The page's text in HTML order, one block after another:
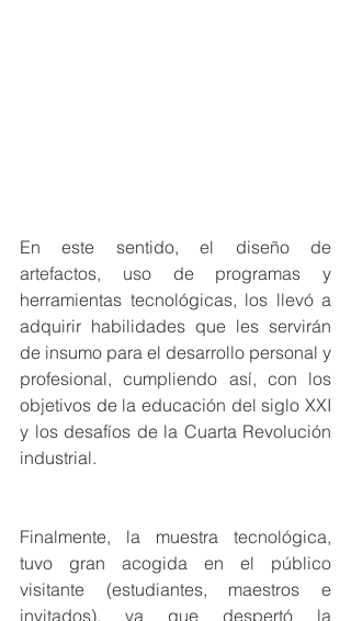
En este sentido, el diseño de
artefactos, uso de programas y
herramientas tecnológicas, los llevó a
adquirir habilidades que les servirán
de insumo para el desarrollo personal y
profesional, cumpliendo así, con los
objetivos de la educación del siglo XXI
y los desafíos de la Cuarta Revolución
industrial.
Finalmente, la muestra tecnológica,
tuvo gran acogida en el público
visitante (estudiantes, maestros e
invitados), ya que despertó la